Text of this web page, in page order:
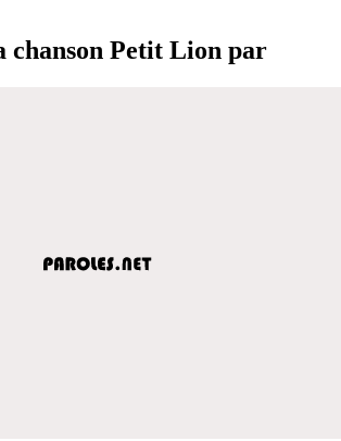
chanson Petit Lion par